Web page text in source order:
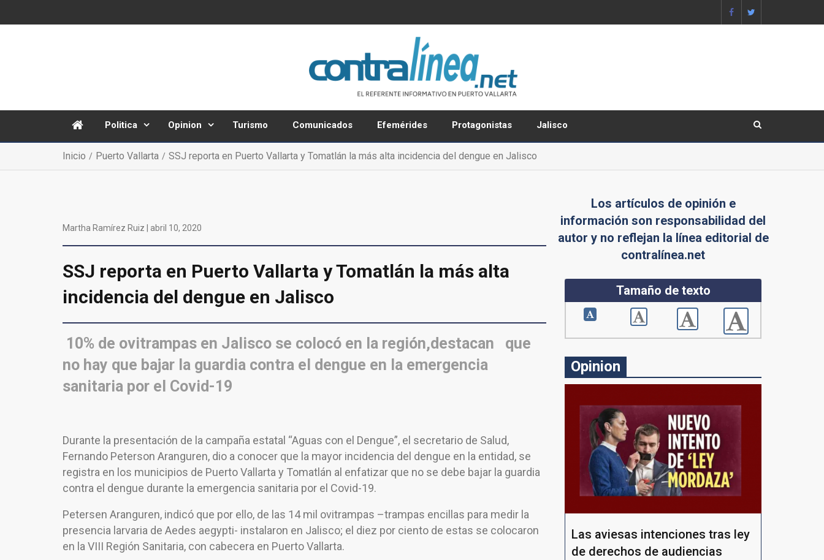
Politica Opinion Turismo Comunicados Efemérides Protagonistas Jalisco
Inicio Puerto Vallarta SSJ reporta en Puerto Vallarta y Tomatlán la más alta incidencia del dengue en Jalisco
Martha Ramírez Ruiz | abril 10, 2020
SSJ reporta en Puerto Vallarta y Tomatlán la más alta
incidencia del dengue en Jalisco
10% de ovitrampas en Jalisco se colocó en la región,destacan que
no hay que bajar la guardia contra el dengue en la emergencia
sanitaria por el Covid-19
Durante la presentación de la campaña estatal “Aguas con el Dengue”, el secretario de Salud,
Fernando Peterson Aranguren, dio a conocer que la mayor incidencia del dengue en la entidad, se
registra en los municipios de Puerto Vallarta y Tomatlán al enfatizar que no se debe bajar la guardia
contra el dengue durante la emergencia sanitaria por el Covid-19.
Petersen Aranguren, indicó que por ello, de las 14 mil ovitrampas –trampas encillas para medir la
presencia larvaria de Aedes aegypti- instalaron en Jalisco; el diez por ciento de estas se colocaron
en la VIII Región Sanitaria, con cabecera en Puerto Vallarta.
Los artículos de opinión e
información son responsabilidad del
autor y no reflejan la línea editorial de
contralínea.net
Tamaño de texto
Opinion
Las aviesas intenciones tras ley
de derechos de audiencias